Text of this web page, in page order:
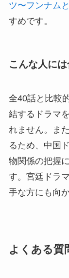
ツ〜フンナム
すめです。
こんな人に
全40話と比較
結するドラマ
れません。ま
るため、中国
物関係の把握
す。宮廷ドラ
手な方にも向
よくある質